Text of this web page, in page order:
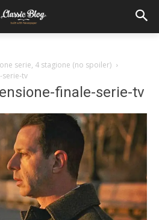
serie, 4 stagione (no spoiler)
serie-tv
finale-serie-tv